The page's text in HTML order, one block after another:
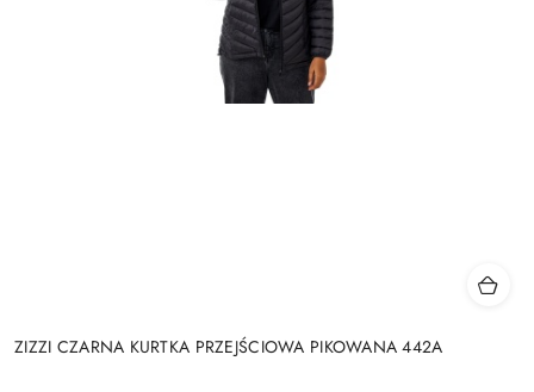
ZIZZI CZARNA KURTKA PRZEJŚCIOWA PIKOWANA 442A